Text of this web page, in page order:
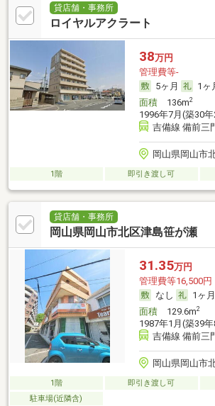
貸店舗・事務所
ロイヤルアクラート
38万円
管理費等-
5ヶ月
1ヶ
面積136m2
1996年7月(築30
吉備線 備前三
岡山県岡山市
1階 即引き渡し可
貸店舗・事務所
岡山県岡山市北区津島笹が瀬
31.35万円
管理費等16,500円
なし
1ヶ月
面積129.6m2
1987年1月(築39
吉備線 備前三
岡山県岡山市
1階 即引き渡し可
駐車場(近隣含)